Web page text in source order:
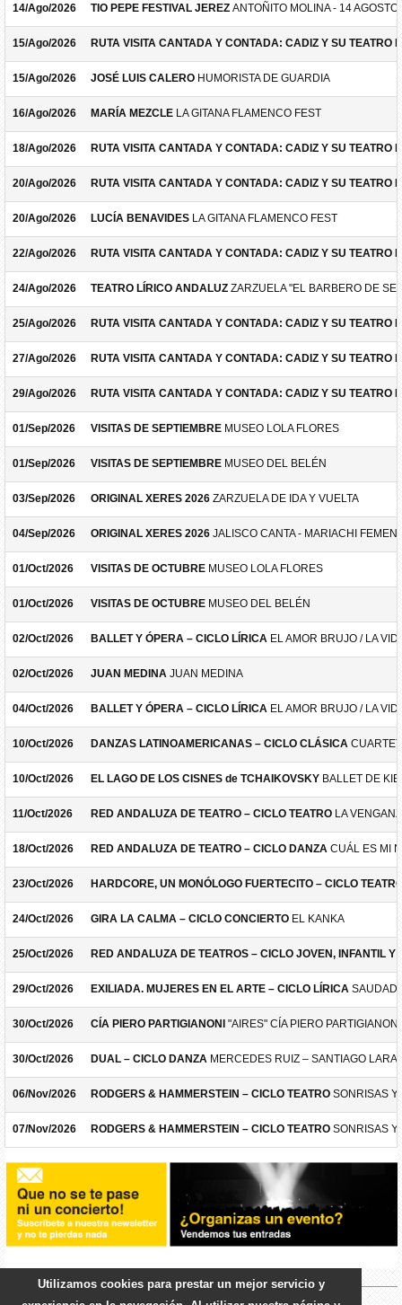
14/Ago/2026 TIO PEPE FESTIVAL JEREZ ANTOÑITO MOLINA - 14 AGOSTO
15/Ago/2026 RUTA VISITA CANTADA Y CONTADA: CADIZ Y SU TEATRO
15/Ago/2026 JOSÉ LUIS CALERO HUMORISTA DE GUARDIA
16/Ago/2026 MARÍA MEZCLE LA GITANA FLAMENCO FEST
18/Ago/2026 RUTA VISITA CANTADA Y CONTADA: CADIZ Y SU TEATRO
20/Ago/2026 RUTA VISITA CANTADA Y CONTADA: CADIZ Y SU TEATRO
20/Ago/2026 LUCÍA BENAVIDES LA GITANA FLAMENCO FEST
22/Ago/2026 RUTA VISITA CANTADA Y CONTADA: CADIZ Y SU TEATRO
24/Ago/2026 TEATRO LÍRICO ANDALUZ ZARZUELA "EL BARBERO DE
25/Ago/2026 RUTA VISITA CANTADA Y CONTADA: CADIZ Y SU TEATRO
27/Ago/2026 RUTA VISITA CANTADA Y CONTADA: CADIZ Y SU TEATRO
29/Ago/2026 RUTA VISITA CANTADA Y CONTADA: CADIZ Y SU TEATRO
01/Sep/2026 VISITAS DE SEPTIEMBRE MUSEO LOLA FLORES
01/Sep/2026 VISITAS DE SEPTIEMBRE MUSEO DEL BELÉN
03/Sep/2026 ORIGINAL XERES 2026 ZARZUELA DE IDA Y VUELTA
04/Sep/2026 ORIGINAL XERES 2026 JALISCO CANTA - MARIACHI
01/Oct/2026 VISITAS DE OCTUBRE MUSEO LOLA FLORES
01/Oct/2026 VISITAS DE OCTUBRE MUSEO DEL BELÉN
02/Oct/2026 BALLET Y ÓPERA – CICLO LÍRICA EL AMOR BRUJO / LA
02/Oct/2026 JUAN MEDINA JUAN MEDINA
04/Oct/2026 BALLET Y ÓPERA – CICLO LÍRICA EL AMOR BRUJO / LA
10/Oct/2026 DANZAS LATINOAMERICANAS – CICLO CLÁSICA
10/Oct/2026 EL LAGO DE LOS CISNES de TCHAIKOVSKY BALLET DE
11/Oct/2026 RED ANDALUZA DE TEATRO – CICLO TEATRO LA
18/Oct/2026 RED ANDALUZA DE TEATRO – CICLO DANZA CUÁL ES MI
23/Oct/2026 HARDCORE, UN MONÓLOGO FUERTECITO – CICLO
24/Oct/2026 GIRA LA CALMA – CICLO CONCIERTO EL KANKA
25/Oct/2026 RED ANDALUZA DE TEATROS – CICLO JOVEN, INFANTIL Y
29/Oct/2026 EXILIADA. MUJERES EN EL ARTE – CICLO LÍRICA
30/Oct/2026 CÍA PIERO PARTIGIANONI "AIRES" CÍA PIERO PARTIGIANONI
30/Oct/2026 DUAL – CICLO DANZA MERCEDES RUIZ – SANTIAGO LARA
06/Nov/2026 RODGERS & HAMMERSTEIN – CICLO TEATRO SONRISAS Y
07/Nov/2026 RODGERS & HAMMERSTEIN – CICLO TEATRO SONRISAS Y
Utilizamos cookies para prestar un mejor servicio y